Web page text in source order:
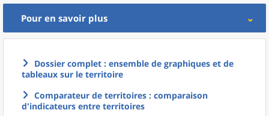
Pour en savoir plus
Dossier complet : ensemble de graphiques et de
tableaux sur le territoire
Comparateur de territoires : comparaison
d'indicateurs entre territoires